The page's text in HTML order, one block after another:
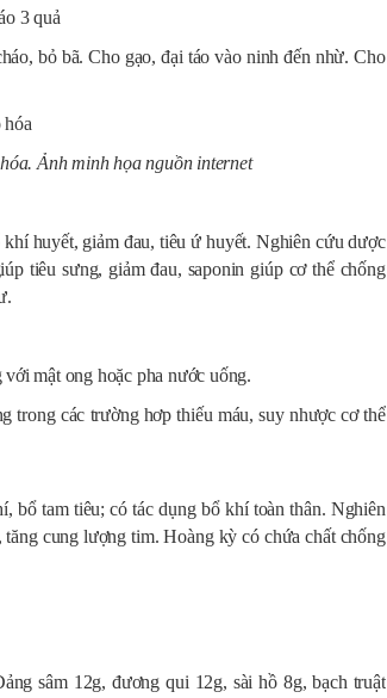
3 quả
bỏ bã. Cho gạo, đại táo vào ninh đến nhừ. Cho
Ảnh minh họa nguồn internet
huyết, giảm đau, tiêu ứ huyết. Nghiên cứu dược
tiêu sưng, giảm đau, saponin giúp cơ thể chống
mật ong hoặc pha nước uống.
trong các trường hơp thiếu máu, suy nhược cơ thể
bổ tam tiêu; có tác dụng bổ khí toàn thân. Nghiên
cung lượng tim. Hoàng kỳ có chứa chất chống
sâm 12g, đương qui 12g, sài hồ 8g, bạch truật